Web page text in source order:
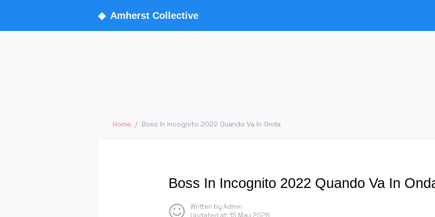
◆ Amherst Collective
Home / Boss In Incognito 2022 Quando Va In Onda
Boss In Incognito 2022 Quando Va In
Written by Admin
Updated at: 15 May 2026